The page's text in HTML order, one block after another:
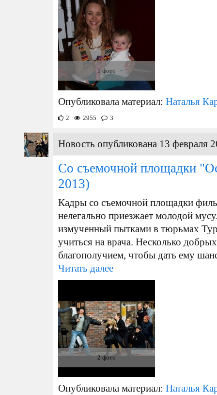
1 фото
Опубликовала материал: Наталья
2 2955 3
Новость опубликована 13 февраля
Со съемочной площадки
2013)
Кадры со съемочной площадки
нелегально приезжает молодой
измученный пытками в тюрьмах
учиться на врача. Несколько
благополучием, чтобы дать ему
Читать далее
2 фото
Опубликовала материал: Наталья